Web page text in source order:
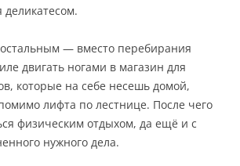
деликатесом.
— вместо перебирания
двигать ногами в магазин для
которые на себе несешь домой,
лифта по лестнице. После чего
физическим отдыхом, да ещё и с
нужного дела.